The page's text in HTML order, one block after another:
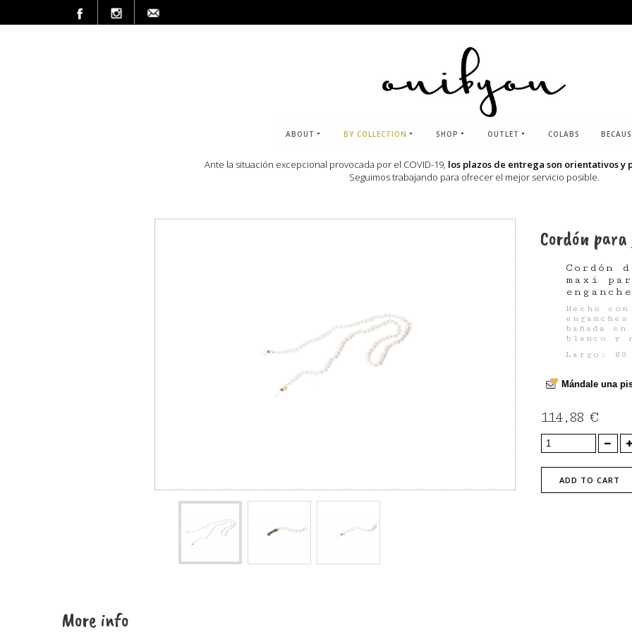
ABOUT BY COLLECTION SHOP OUTLET COLABS
Ante la situación excepcional provocada por el COVID-19, los plazos de entrega son orientativos y
Seguimos trabajando para ofrecer el mejor servicio posible.
Cordón
Cordón
maxi
Hecho
bañada
blanco y
Largo: 80
Mándale una
114,88 €
ADD TO CART
More info